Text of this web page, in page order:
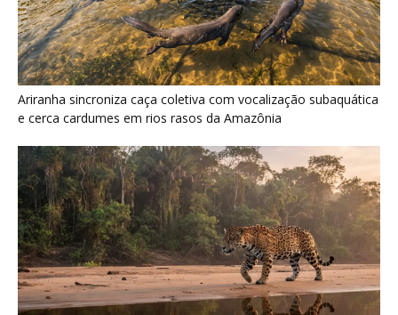
Ariranha sincroniza caça coletiva com vocalização subaquática
e cerca cardumes em rios rasos da Amazônia